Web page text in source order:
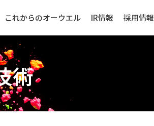
センサー
これからのオーウエル IR情報 採用情報
術